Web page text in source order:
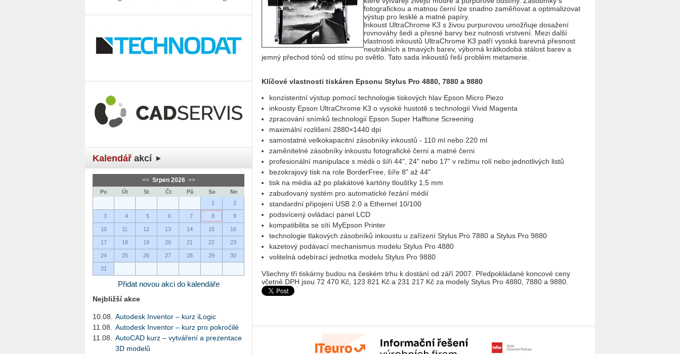
Kalendář akcí
<< Srpen 2026 >>
Po Út St Čt Pá So
Ne
1
2
3 4 5 6 7 8 9
10 11 12 13 14 15 16
17 18 19 20 21 22 23
24 25 26 27 28 29 30
31
Přidat novou akci do kalendáře
Nejbližší akce
10.08.
Autodesk Inventor – kurz iLogic
11.08.
Autodesk Inventor – kurz pro pokročilé
11.08.
AutoCAD kurz – vytváření a prezentace
3D modelů
fotografickou a matnou černí lze snadno zaměňovat a optimalizovat
výstup pro lesklé a matné papíry.
Inkoust UltraChrome K3 s živou purpurovou umožňuje dosažení
rovnováhy šedi a přesné barvy bez nutnosti vrstvení. Mezi další
vlastnosti inkoustů UltraChrome K3 patří vysoká barevná přesnost
neutrálních a tmavých barev, výborná krátkodobá stálost barev a
jemný přechod tónů od stínu po světlo. Tato sada inkoustů řeší problém metamerie.
Klíčové vlastnosti tiskáren Epsonu Stylus Pro 4880, 7880 a 9880
konzistentní výstup pomocí technologie tiskových hlav Epson Micro Piezo
inkousty Epson UltraChrome K3 o vysoké hustotě s technologií Vivid Magenta
zpracování snímků technologií Epson Super Halftone Screening
maximální rozlišení 2880×1440 dpi
samostatné velkokapacitní zásobníky inkoustů - 110 ml nebo 220 ml
zaměnitelné zásobníky inkoustu fotografické černi a matné černi
profesionální manipulace s médii o šíři 44", 24" nebo 17" v režimu rolí nebo jednotlivých listů
bezokrajový tisk na role BorderFree, šíře 8" až 44"
tisk na média až po plakátové kartóny tloušťky 1,5 mm
zabudovaný systém pro automatické řezání médií
standardní připojení USB 2.0 a Ethernet 10/100
podsvícený ovládací panel LCD
kompatibilita se sítí MyEpson Printer
technologie tlakových zásobníků inkoustu u zařízení Stylus Pro 7880 a Stylus Pro 9880
kazetový podávací mechanismus modelu Stylus Pro 4880
volitelná odebírací jednotka modelu Stylus Pro 9880
Všechny tři tiskárny budou na českém trhu k dostání od září 2007. Předpokládané koncové ceny
včetně DPH jsou 72 470 Kč, 123 821 Kč a 231 217 Kč za modely Stylus Pro 4880, 7880 a 9880.